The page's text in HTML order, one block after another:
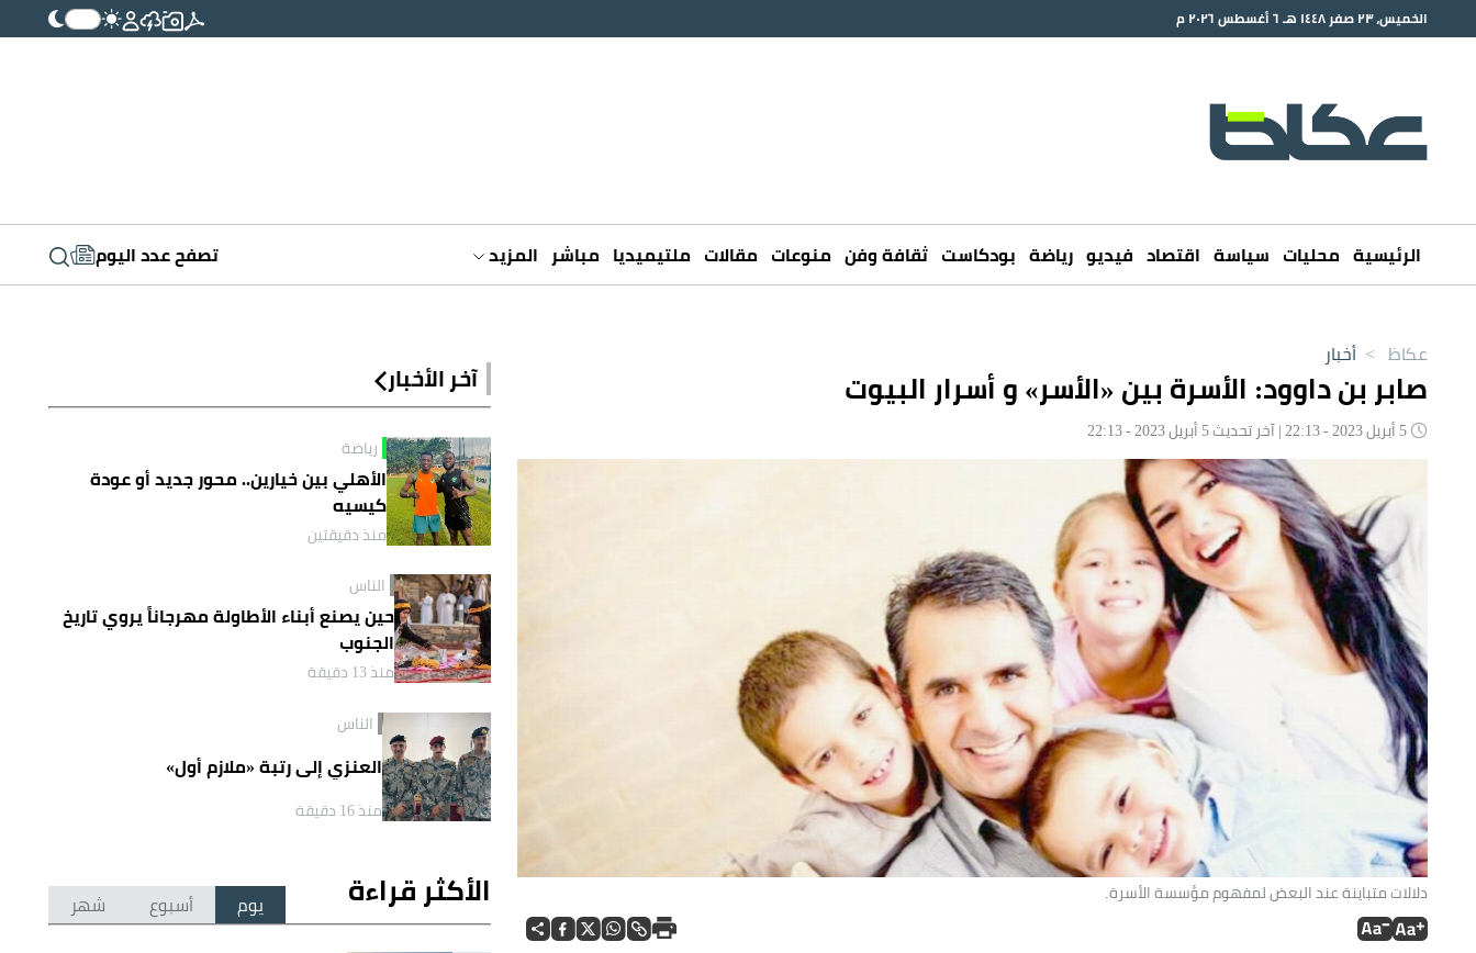
الخميس، ٢٣ صفر ١٤٤٨ هـ ٦ أغسطس ٢٠٢٦ م
الرئيسية محليات سياسة اقتصاد فيديو رياضة بودكاست ثقافة وفن منوعات مقالات ملتيميديا مباشر المزيد تصفح عدد اليوم
عكاظ > أخبار
صابر بن داوود: الأسرة بين «الأسر» و أسرار البيوت
دلالات متباينة عند البعض لمفهوم مؤسسة الأسرة.
آخر الأخبار
رياضة
الأهلي بين خيارين.. محور جديد أو عودة
كيسيه
منذ دقيقتين
الناس
حين يصنع أبناء الأطاولة مهرجاناً يروي تاريخ
الجنوب
منذ 13 دقيقة
الناس
العنزي إلى رتبة «ملازم أول»
منذ 16 دقيقة
الأكثر قراءة يوم أسبوع شهر